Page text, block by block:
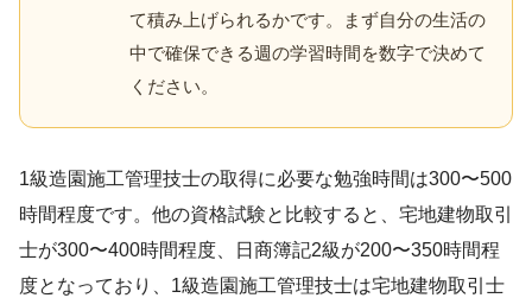
て積み上げられるかです。まず自分の生活の
中で確保できる週の学習時間を数字で決めて
ください。
1級造園施工管理技士の取得に必要な勉強時間は300〜500
時間程度です。他の資格試験と比較すると、宅地建物取引
士が300〜400時間程度、日商簿記2級が200〜350時間程
度となっており、1級造園施工管理技士は宅地建物取引士